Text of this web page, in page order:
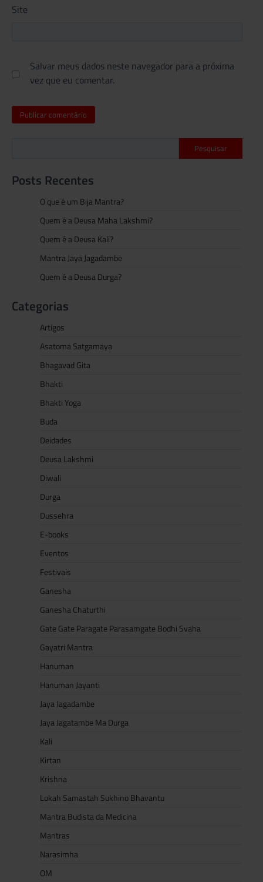
Site
Salvar meus dados neste navegador para a próxima
vez que eu comentar.
Pesquisar
Posts Recentes
O que é um Bija Mantra?
Quem é a Deusa Maha Lakshmi?
Quem é a Deusa Kali?
Mantra Jaya Jagadambe
Quem é a Deusa Durga?
Categorias
Artigos
Asatoma Satgamaya
Bhagavad Gita
Bhakti
Bhakti Yoga
Buda
Deidades
Deusa Lakshmi
Diwali
Durga
Dussehra
E-books
Eventos
Festivais
Ganesha
Ganesha Chaturthi
Gate Gate Paragate Parasamgate Bodhi Svaha
Gayatri Mantra
Hanuman
Hanuman Jayanti
Jaya Jagadambe
Jaya Jagatambe Ma Durga
Kali
Kirtan
Krishna
Lokah Samastah Sukhino Bhavantu
Mantra Budista da Medicina
Mantras
Narasimha
OM